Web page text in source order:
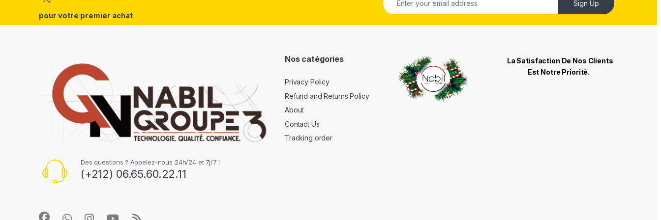
pour votre premier achat
Sign Up
Des questions ? Appelez-nous 24h/24 et 7j/7 !
(+212) 06.65.60.22.11
Nos catégories
Privacy Policy
Refund and Returns Policy
About
Contact Us
Tracking order
La Satisfaction De Nos Clients
Est Notre Priorité.